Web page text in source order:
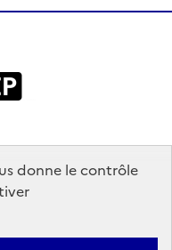
donne le contrôle